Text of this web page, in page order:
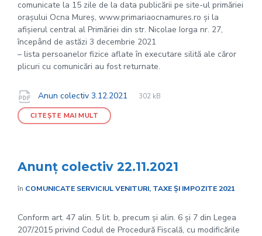
comunicate la 15 zile de la data publicării pe site-ul primăriei
orașului Ocna Mureș, www.primariaocnamures.ro și la
afișierul central al Primăriei din str. Nicolae Iorga nr. 27,
începând de astăzi 3 decembrie 2021
– lista persoanelor fizice aflate în executare silită ale căror
plicuri cu comunicări au fost returnate.
Documente
Anun colectiv 3.12.2021
File
pdf
File
302 kB
CITEȘTE MAI MULT
Anunț colectiv 22.11.2021
în COMUNICATE SERVICIUL VENITURI, TAXE ȘI IMPOZITE 2021
Conform art. 47 alin. 5 lit. b, precum și alin. 6 și 7 din Legea
207/2015 privind Codul de Procedură Fiscală, cu modificările